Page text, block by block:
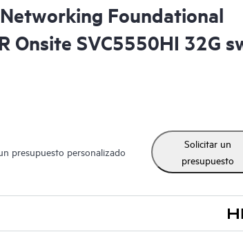
Foundational
Onsite SVC5550HI 32G
presupuesto personalizado
Solicitar un
presupuesto